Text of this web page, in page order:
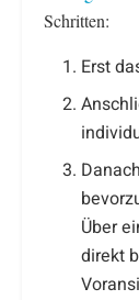
Schritten:
Erst
Über
direkt